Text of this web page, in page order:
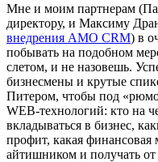
Мне и моим партнерам
директору, и Максиму
внедрения AMO CRM) в
побывать на подобном
слетом, и не назовешь.
бизнесмены и крутые
Питером, чтобы под
WEB-технологий: кто на
вкладываться в бизнес,
профит, какая
айтишником и получать от